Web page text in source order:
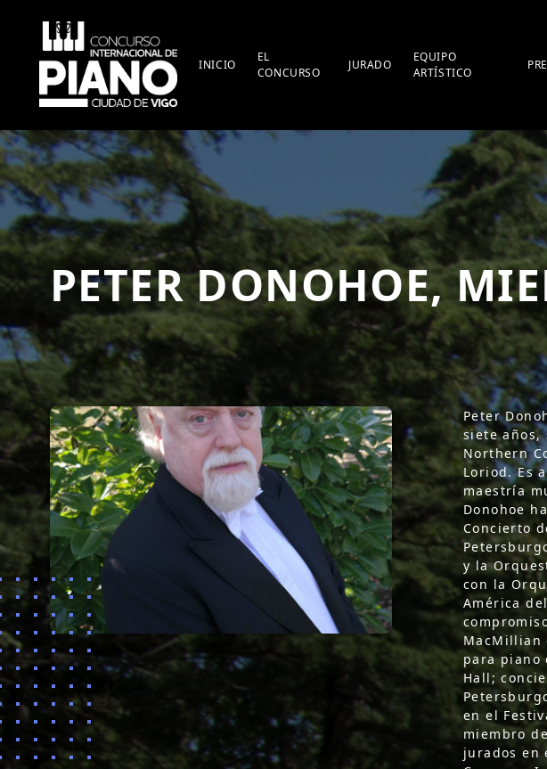
INICIO
EL
CONCURSO
JURADO
EQUIPO
ARTÍSTICO
PETER DONOHOE,
Peter
siete años,
Northern
Loriod. Es
maestría
Donohoe
Concierto
y la
con la
América
MacMillian
para piano
Hall;
en el
miembro
jurados en